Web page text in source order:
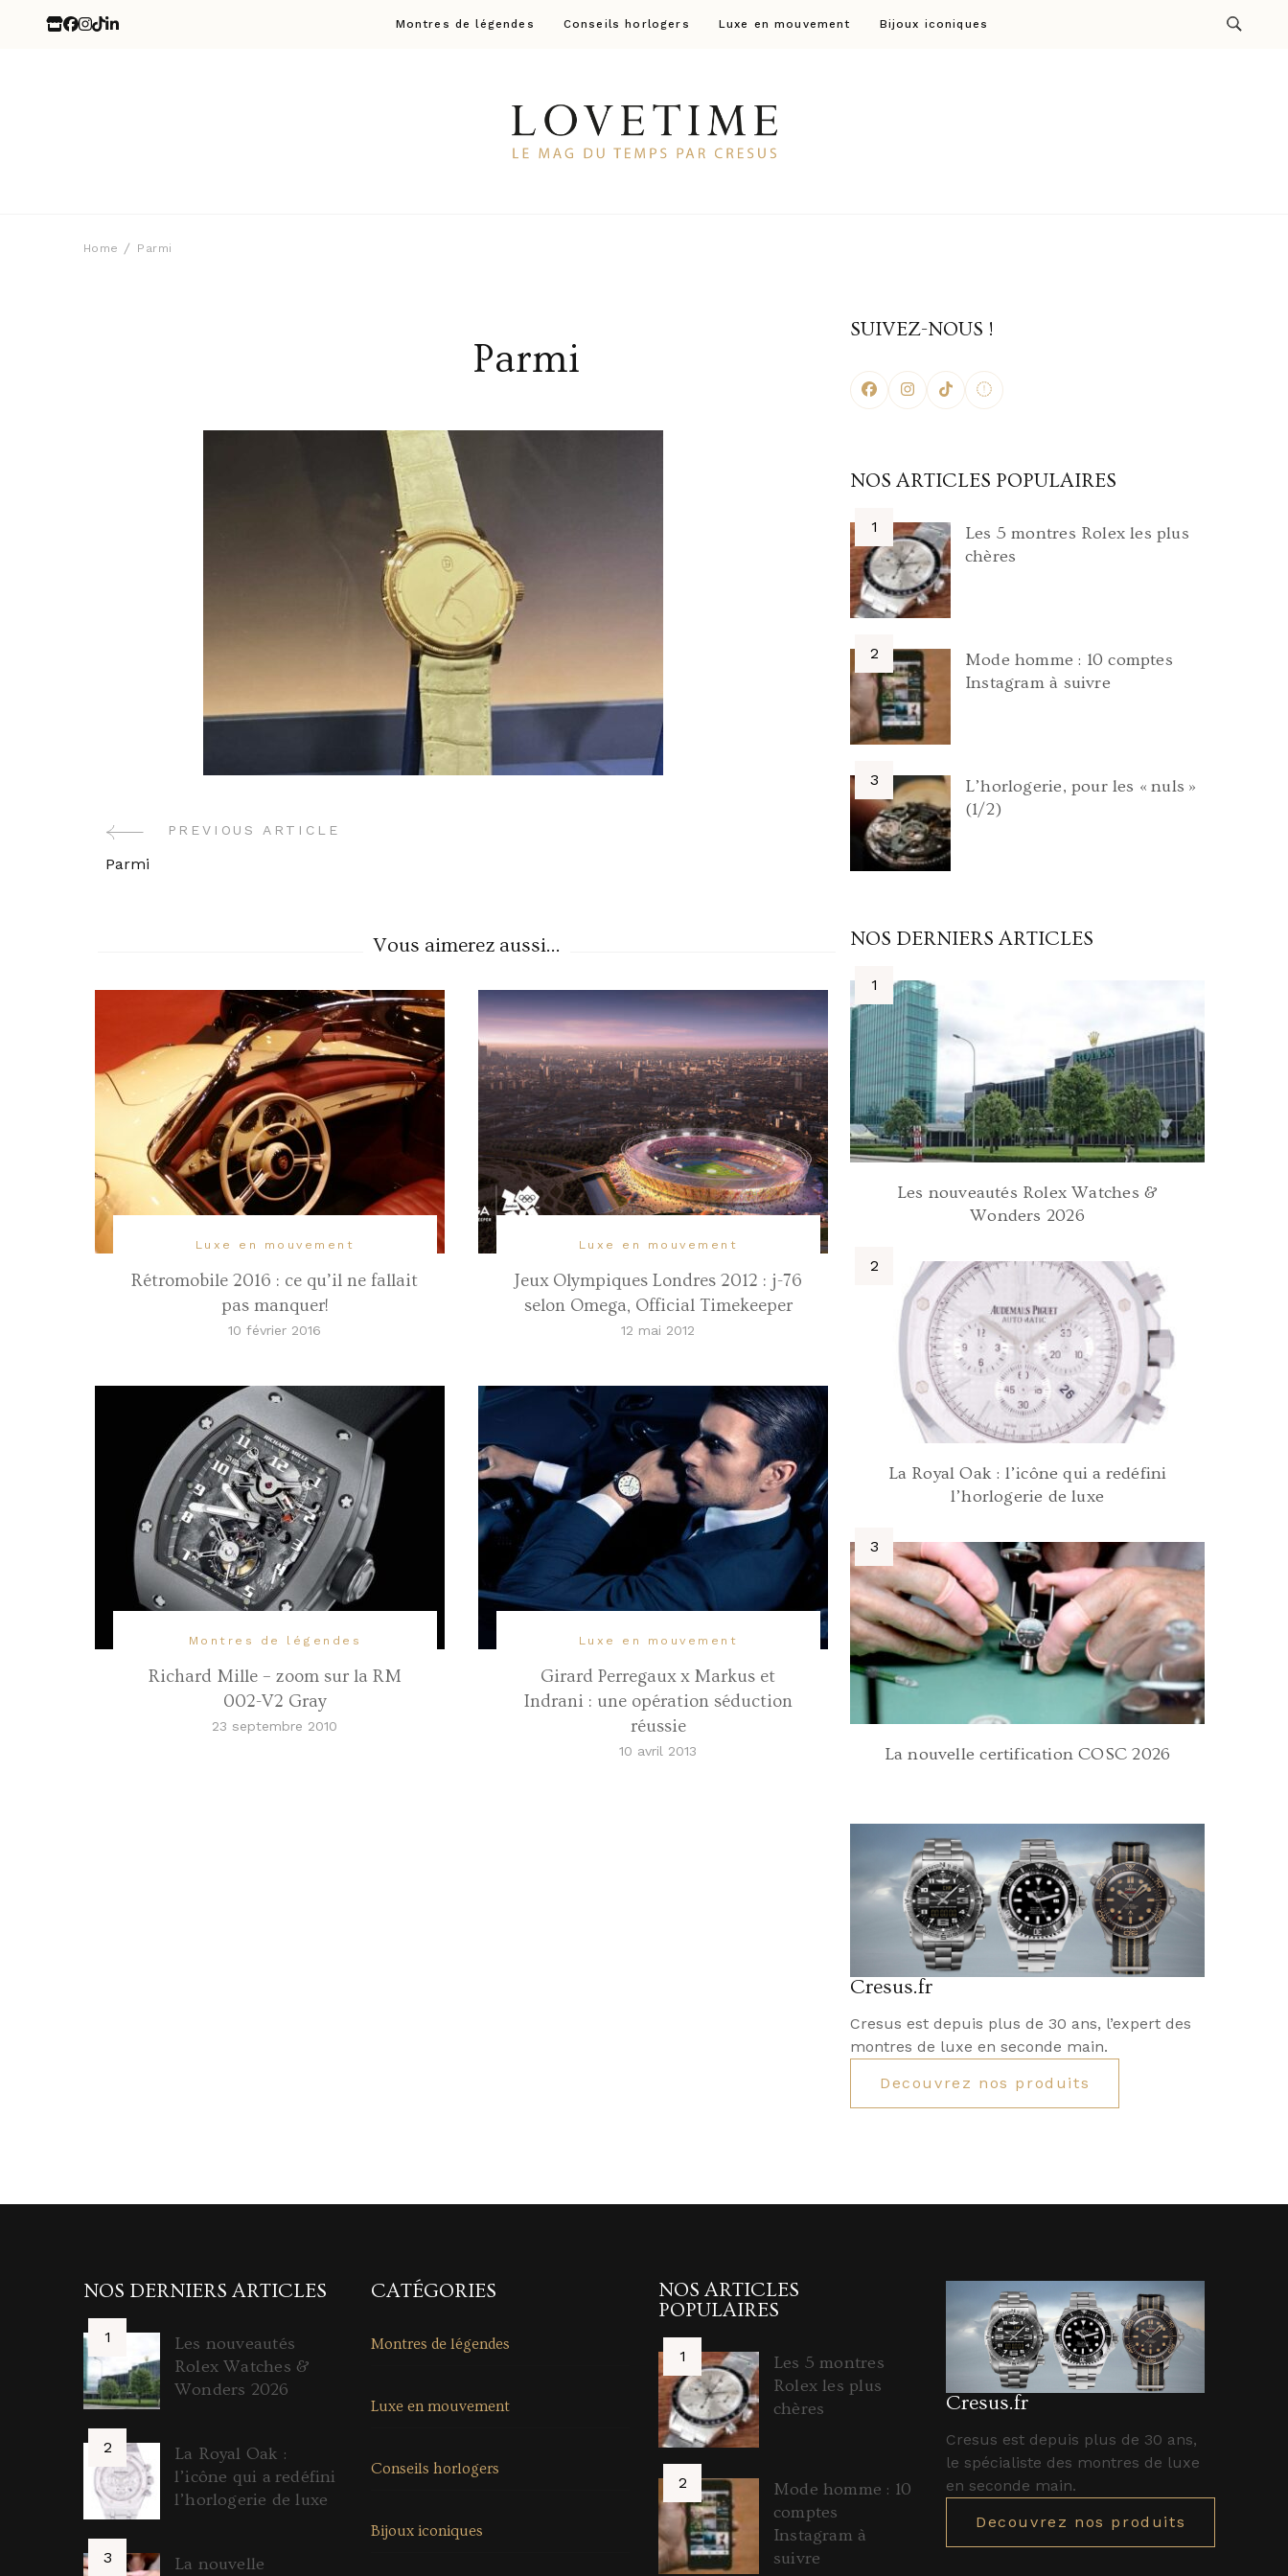
Montres de légendes Conseils horlogers Luxe en mouvement Bijoux iconiques
Home Parmi
Parmi
Post
PREVIOUS ARTICLE
Parmi
Vous aimerez aussi...
Luxe en mouvement
Rétromobile 2016 : ce qu’il ne fallait
pas manquer!
10 février 2016
Luxe en mouvement
Jeux Olympiques Londres 2012 : j-76
selon Omega, Official Timekeeper
12 mai 2012
Montres de légendes
Richard Mille – zoom sur la RM
002-V2 Gray
23 septembre 2010
Luxe en mouvement
Girard Perregaux x Markus et
Indrani : une opération séduction
réussie
10 avril 2013
SUIVEZ-NOUS !
NOS ARTICLES POPULAIRES
Les 5 montres Rolex les plus
chères
Mode homme : 10 comptes
Instagram à suivre
L’horlogerie, pour les « nuls »
(1/2)
NOS DERNIERS ARTICLES
Les nouveautés Rolex Watches &
Wonders 2026
La Royal Oak : l’icône qui a redéfini
l’horlogerie de luxe
La nouvelle certification COSC 2026
Cresus.fr
Cresus est depuis plus de 30 ans, l’expert des
montres de luxe en seconde main.
Decouvrez nos produits
NOS DERNIERS ARTICLES
Les nouveautés
Rolex Watches &
Wonders 2026
La Royal Oak :
l’icône qui a redéfini
l’horlogerie de luxe
La nouvelle
CATÉGORIES
Montres de légendes
Luxe en mouvement
Conseils horlogers
Bijoux iconiques
NOS ARTICLES
POPULAIRES
Les 5 montres
Rolex les plus
chères
Mode homme : 10
comptes
Instagram à
suivre
Cresus.fr
Cresus est depuis plus de 30 ans,
le spécialiste des montres de luxe
en seconde main.
Decouvrez nos produits